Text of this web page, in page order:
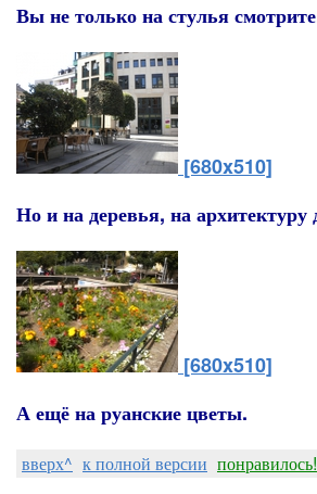
Вы не только на стулья
[680x510]
Но и на деревья, на архитектуру
[680x510]
А ещё на руанские цветы.
вверх^ к полной версии понравилось!